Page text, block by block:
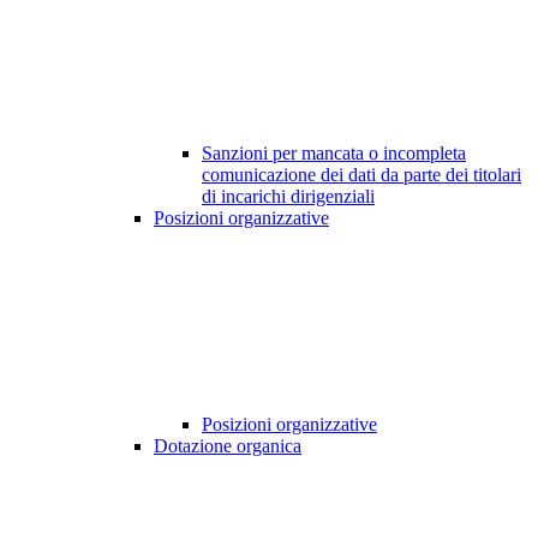
Sanzioni per mancata o incompleta
comunicazione dei dati da parte dei titolari
di incarichi dirigenziali
Posizioni organizzative
Posizioni organizzative
Dotazione organica